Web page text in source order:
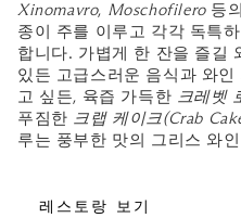
Xinomavro, Moschofilero등
종이 주를 이루고 각각 독특
합니다. 가볍게 한 잔을 즐길
있든 고급스러운 음식과 와
고 싶든, 육즙 가득한 크레벳
푸짐한 크랩 케이크(Crab
루는 풍부한 맛의 그리스 와
레스토랑 보기